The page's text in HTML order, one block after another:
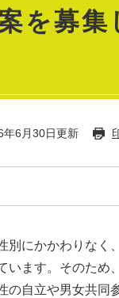
を募集
年6月30日更新
別にかかわりなく
います。そのため
の自立や男女共同